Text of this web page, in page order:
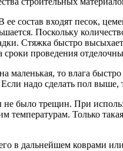
состав входят песок,
Поскольку
Стяжка быстро
проведения
то влага
надо сделать пол
было трещин. При
Только
в дальнейшем коврами